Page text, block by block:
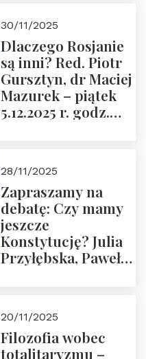
zwiedzanie
Muzeum Żołnierzy
Wyklętych i
Więźniów
Politycznych PRL o
godz. 16:00 – 19
30/11/2025
Dlaczego Rosjanie
są inni? Red. Piotr
Gursztyn, dr Maciej
Mazurek – piątek
5.12.2025 r. godz.
28/11/2025
Zapraszamy na
debatę: Czy mamy
jeszcze
Konstytucję? Julia
Przyłębska, Paweł
Przemysław
Sobolewski – 4
20/11/2025
Filozofia wobec
totalitaryzmu –